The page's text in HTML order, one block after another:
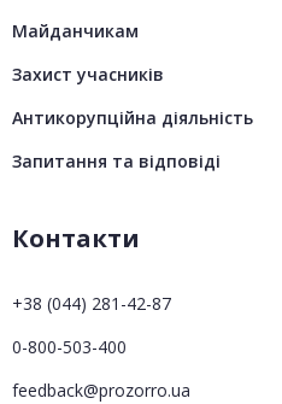
Майданчикам
Захист учасників
Антикорупційна діяльність
Запитання та відповіді
Контакти
+38 (044) 281-42-87
0-800-503-400
feedback@prozorro.ua